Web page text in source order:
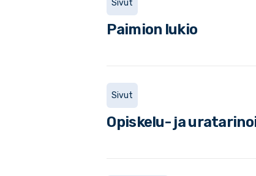
Sivut
Paimion lukio
Sivut
Opiskelu- ja